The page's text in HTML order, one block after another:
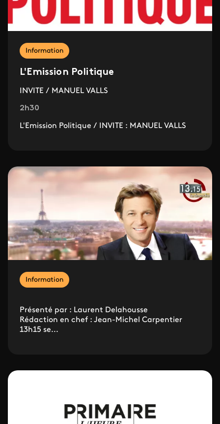
Information
L'Emission Politique
INVITE / MANUEL VALLS
2h30
L'Emission Politique / INVITE : MANUEL VALLS
Information
Présenté par : Laurent Delahousse
Rédaction en chef : Jean-Michel Carpentier
13h15 se...